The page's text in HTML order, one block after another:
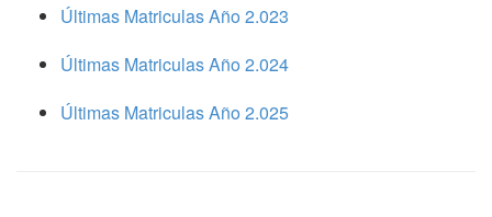
Últimas Matriculas Año 2.023
Últimas Matriculas Año 2.024
Últimas Matriculas Año 2.025